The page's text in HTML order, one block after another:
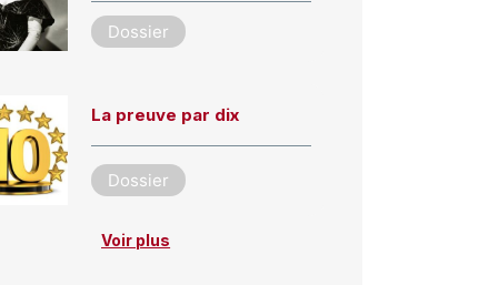
Dossier
La preuve par dix
Dossier
Voir plus